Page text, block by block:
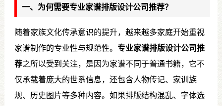
一、为何需要专业家谱排版设计公司推荐？
随着家族文化传承意识的提升，越来越多家庭开始重视
家谱制作的专业性与规范性。 专业家谱排版设计公司推
荐之所以受到关注，是因为家谱不同于普通书籍，它不
仅承载着庞大的世系信息，还包含人物传记、家训族
规、历史图片等多种内容。如果排版结构混乱、字体选